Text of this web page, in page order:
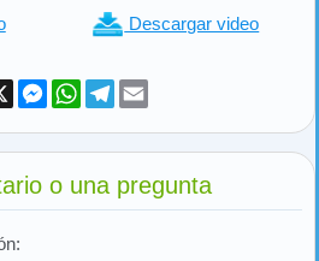
Descargar video
X Messenger
WhatsApp
Telegram
o una pregunta